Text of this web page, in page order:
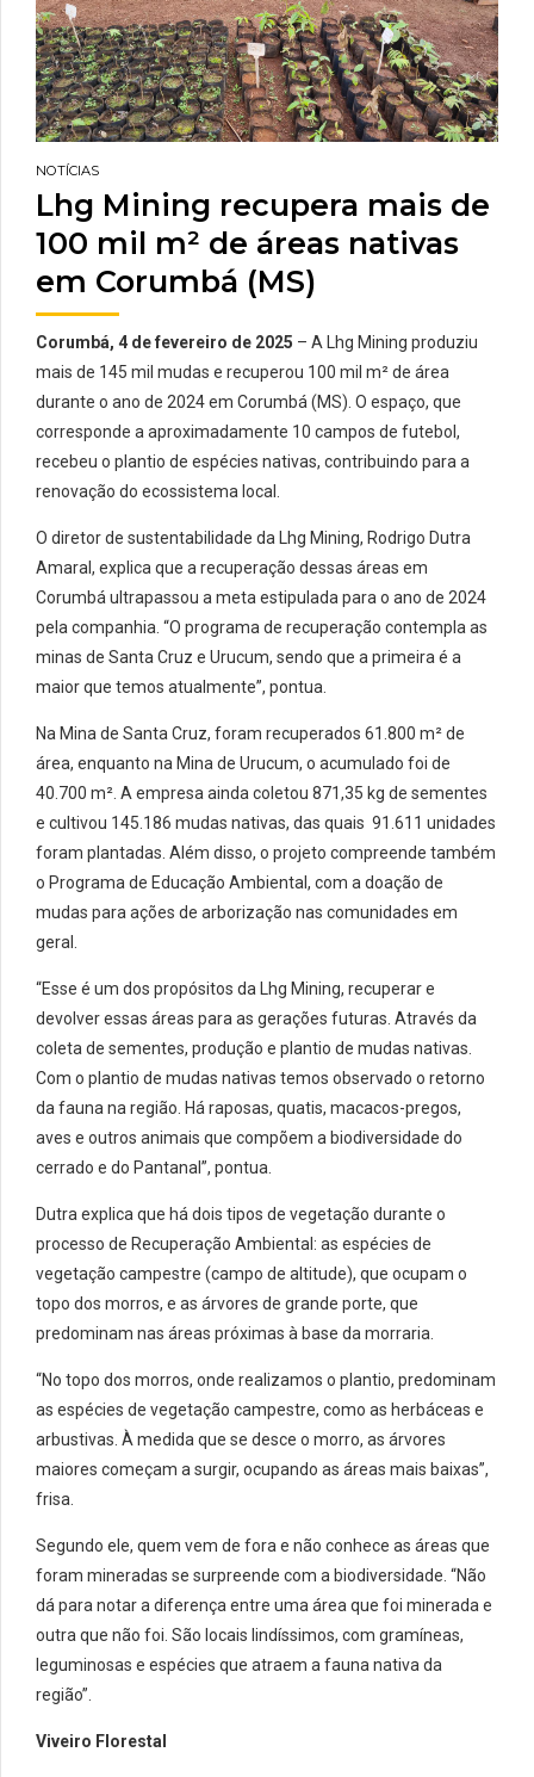
NOTÍCIAS
Lhg Mining recupera mais de
100 mil m² de áreas nativas
em Corumbá (MS)
Corumbá, 4 de fevereiro de 2025 – A Lhg Mining produziu
mais de 145 mil mudas e recuperou 100 mil m² de área
durante o ano de 2024 em Corumbá (MS). O espaço, que
corresponde a aproximadamente 10 campos de futebol,
recebeu o plantio de espécies nativas, contribuindo para a
renovação do ecossistema local.
O diretor de sustentabilidade da Lhg Mining, Rodrigo Dutra
Amaral, explica que a recuperação dessas áreas em
Corumbá ultrapassou a meta estipulada para o ano de 2024
pela companhia. “O programa de recuperação contempla as
minas de Santa Cruz e Urucum, sendo que a primeira é a
maior que temos atualmente”, pontua.
Na Mina de Santa Cruz, foram recuperados 61.800 m² de
área, enquanto na Mina de Urucum, o acumulado foi de
40.700 m². A empresa ainda coletou 871,35 kg de sementes
e cultivou 145.186 mudas nativas, das quais 91.611 unidades
foram plantadas. Além disso, o projeto compreende também
o Programa de Educação Ambiental, com a doação de
mudas para ações de arborização nas comunidades em
geral.
“Esse é um dos propósitos da Lhg Mining, recuperar e
devolver essas áreas para as gerações futuras. Através da
coleta de sementes, produção e plantio de mudas nativas.
Com o plantio de mudas nativas temos observado o retorno
da fauna na região. Há raposas, quatis, macacos-pregos,
aves e outros animais que compõem a biodiversidade do
cerrado e do Pantanal”, pontua.
Dutra explica que há dois tipos de vegetação durante o
processo de Recuperação Ambiental: as espécies de
vegetação campestre (campo de altitude), que ocupam o
topo dos morros, e as árvores de grande porte, que
predominam nas áreas próximas à base da morraria.
“No topo dos morros, onde realizamos o plantio, predominam
as espécies de vegetação campestre, como as herbáceas e
arbustivas. À medida que se desce o morro, as árvores
maiores começam a surgir, ocupando as áreas mais baixas”,
frisa.
Segundo ele, quem vem de fora e não conhece as áreas que
foram mineradas se surpreende com a biodiversidade. “Não
dá para notar a diferença entre uma área que foi minerada e
outra que não foi. São locais lindíssimos, com gramíneas,
leguminosas e espécies que atraem a fauna nativa da
região”.
Viveiro Florestal